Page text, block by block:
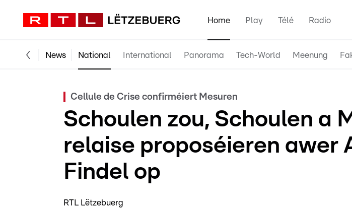
Home Play Télé Radio
News National International Panorama Tech-World Meenung
Cellule de Crise confirméiert Mesuren
Schoulen zou, Schoulen a
relaise proposéieren awer
Findel op
RTL Lëtzebuerg